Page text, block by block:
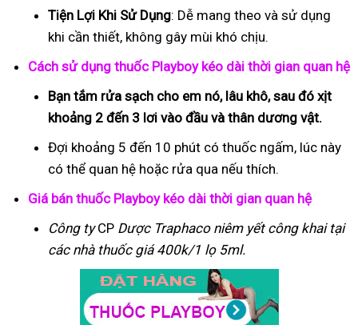
Tiện Lợi Khi Sử Dụng: Dễ mang theo và sử dụng
khi cần thiết, không gây mùi khó chịu.
Cách sử dụng thuốc Playboy kéo dài thời gian quan hệ
Bạn tắm rửa sạch cho em nó, lâu khô, sau đó xịt
khoảng 2 đến 3 lơi vào đầu và thân dương vật.
Đợi khoảng 5 đến 10 phút có thuốc ngấm, lúc này
có thể quan hệ hoặc rửa qua nếu thích.
Giá bán thuốc Playboy kéo dài thời gian quan hệ
Công tyCP Dược Traphaconiêm yết công khai tại
các nhà thuốc giá 400k/1 lọ 5ml.